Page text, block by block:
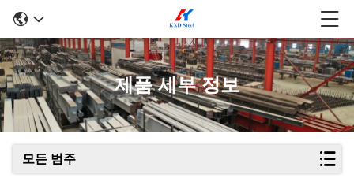
제품 세부 정보
모든 범주